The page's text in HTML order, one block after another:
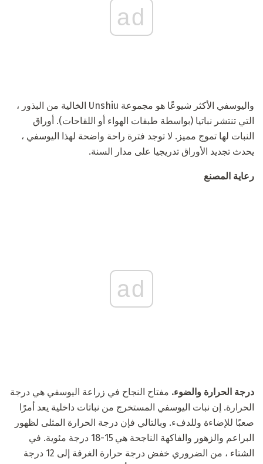
ad
واليوسفي الأكثر شيوعًا هو مجموعة Unshiu الخالية من البذور ،
التي تنتشر نباتيا (بواسطة طبقات الهواء أو اللقاحات). أوراق
النبات لها تموج مميز. لا توجد فترة راحة واضحة لهذا اليوسفي ،
يحدث تجديد الأوراق تدريجيا على مدار السنة.
رعاية المصنع
ad
درجة الحرارة والضوء. مفتاح النجاح في زراعة اليوسفي هي درجة
الحرارة. إن نبات اليوسفي المستخرج من نباتات داخلية يعد أمرًا
صعبًا للإضاءة وللدفء. وبالتالي فإن درجة الحرارة المثلى لظهور
البراعم والزهور والفاكهة الناجحة هي 15-18 درجة مئوية. في
الشتاء ، من الضروري خفض درجة حرارة الغرفة إلى 12 درجة